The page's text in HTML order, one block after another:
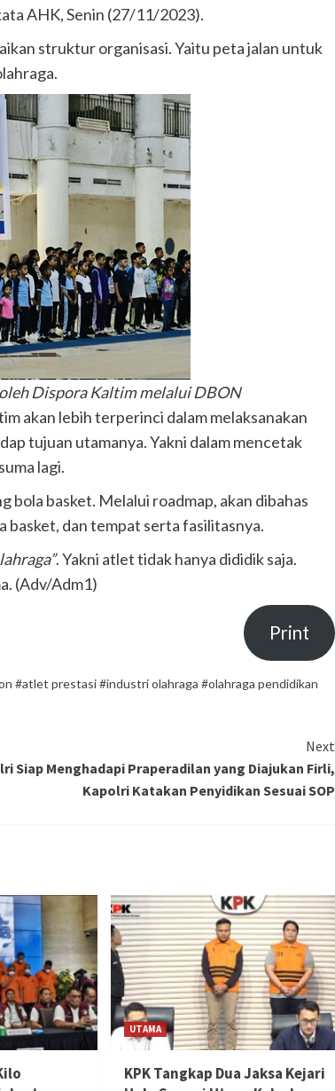
AHK, Senin (27/11/2023).
struktur organisasi. Yaitu peta jalan untuk
Dispora Kaltim melalui DBON
akan lebih terperinci dalam melaksanakan
tujuan utamanya. Yakni dalam mencetak
lagi.
bola basket. Melalui roadmap, akan dibahas
basket, dan tempat serta fasilitasnya.
. Yakni atlet tidak hanya dididik saja.
(Adv/Adm1)
Print
#atlet prestasi #industri olahraga #olahraga pendidikan
Next
Siap Menghadapi Praperadilan yang Diajukan Firli,
Kapolri Katakan Penyidikan Sesuai SOP
UTAMA
KPK Tangkap Dua Jaksa Kejari